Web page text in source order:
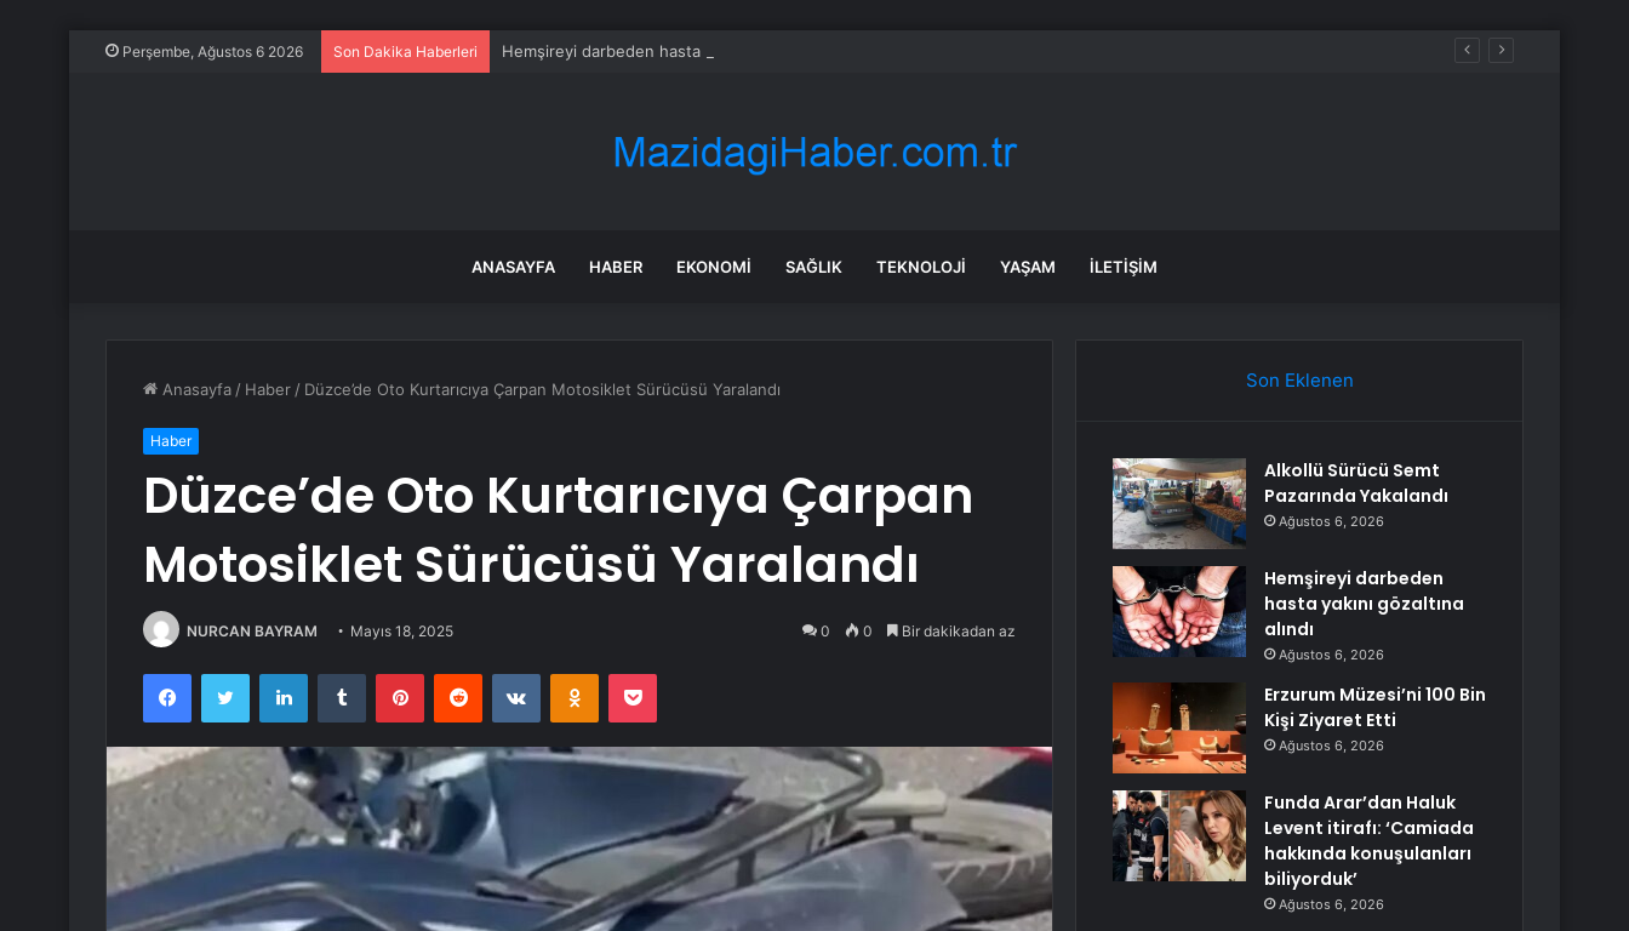
Perşembe, Ağustos 6 2026 Son Dakika Haberleri Hemşireyi darbeden hasta yakını gözaltına alındı
ANASAYFA HABER EKONOMI SAĞLIK TEKNOLOJI YAŞAM İLETIŞIM
Anasayfa / Haber / Düzce’de Oto Kurtarıcıya Çarpan Motosiklet Sürücüsü Yaralandı
Haber
Düzce’de Oto Kurtarıcıya Çarpan
Motosiklet Sürücüsü Yaralandı
NURCAN BAYRAM Mayıs 18, 2025 0 0 Bir dakikadan az
FacebookTwitter LinkedInTumblr PinterestReddit VKontakteOdnoklassniki
Pocket
Son Eklenen
Alkollü Sürücü Semt
Pazarında Yakalandı
Ağustos 6, 2026
Hemşireyi darbeden
hasta yakını gözaltına
alındı
Ağustos 6, 2026
Erzurum Müzesi’ni 100 Bin
Kişi Ziyaret Etti
Ağustos 6, 2026
Funda Arar’dan Haluk
Levent itirafı: ‘Camiada
hakkında konuşulanları
biliyorduk’
Ağustos 6, 2026